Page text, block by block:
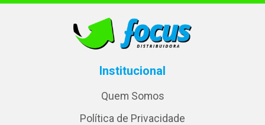
Institucional
Quem Somos
Política de Privacidade